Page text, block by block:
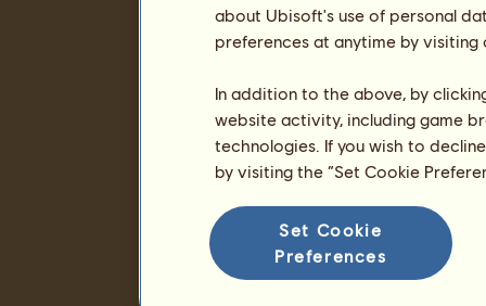
about Ubisoft's use of personal
preferences at anytime by
In addition to the above, by
website activity, including game
technologies. If you wish to
by visiting the “Set Cookie
Set Cookie
Preferences